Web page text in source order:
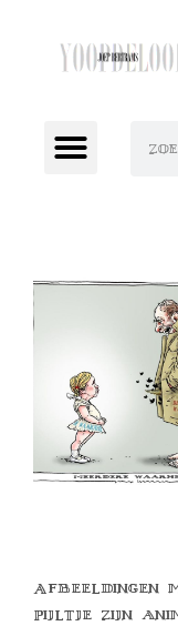
Afbeeldingen
pijltje zijn